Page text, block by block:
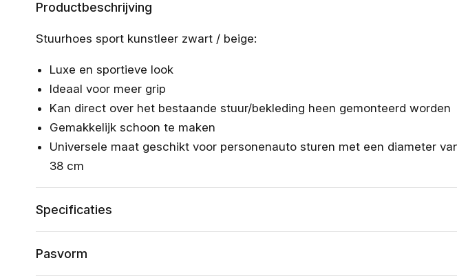
Productbeschrijving
Stuurhoes sport kunstleer zwart / beige:
Luxe en sportieve look
Ideaal voor meer grip
Kan direct over het bestaande stuur/bekleding heen gemonteerd worden
Gemakkelijk schoon te maken
Universele maat geschikt voor personenauto sturen met een diameter
38 cm
Specificaties
Pasvorm